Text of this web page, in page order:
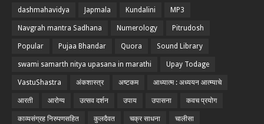
dashmahavidya Japmala Kundalini MP3
Navgrah mantra Sadhana Numerology Pitrudosh
Popular Pujaa Bhandar Quora Sound Library
swami samarth nitya upasana in marathi Upay Todage
VastuShastra अंकशास्त्र अष्टकम आध्यात्म : अध्ययन आत्म्याचे
आरती आरोग्य उत्सव दर्शन उपाय उपासना कवच प्रयोग
काव्यसंग्रह निरुपणसहित कुलदैवत चक्र साधना चालीसा